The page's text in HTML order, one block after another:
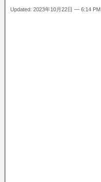
Updated: 2023年10月22日 — 6:14 PM